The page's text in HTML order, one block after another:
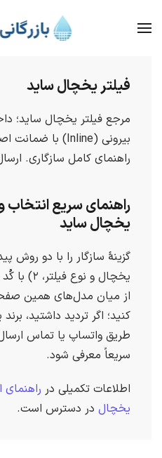
Skip to main content
فیلتر یخچال ساید
مرجع فیلتر یخچال ساید؛
بیرونی (Inline) با ضمانت
راهنمای کامل سازگاری.
راهنمای سریع انتخاب
یخچال ساید
یخچال و
از میان مدل‌های همین
کنید؛ اگر تردید داشتید،
طریق واتساپ یا تماس
سریعاً معرفی شود.
اطلاعات تکمیلی در راهنمای
یخچال در دسترس است.